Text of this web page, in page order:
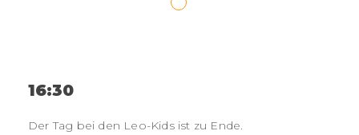
16:30
Der Tag bei den Leo-Kids ist zu Ende.